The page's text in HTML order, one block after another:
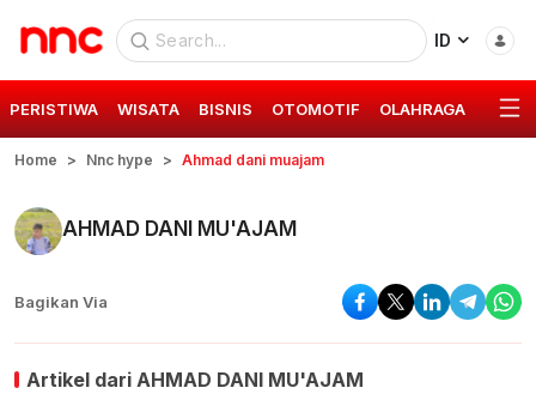
ID
PERISTIWA WISATA BISNIS OTOMOTIF OLAHRAGA GAYA
Home Nnc hype Ahmad dani muajam
AHMAD DANI MU'AJAM
Bagikan Via
Artikel dari AHMAD DANI MU'AJAM